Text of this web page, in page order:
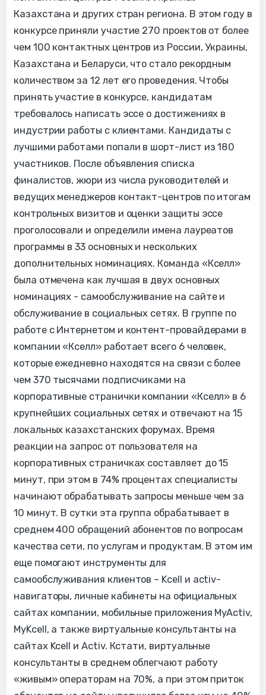
Казахстана и других стран региона. В этом году в
конкурсе приняли участие 270 проектов от более
чем 100 контактных центров из России, Украины,
Казахстана и Беларуси, что стало рекордным
количеством за 12 лет его проведения. Чтобы
принять участие в конкурсе, кандидатам
требовалось написать эссе о достижениях в
индустрии работы c клиентами. Кандидаты с
лучшими работами попали в шорт-лист из 180
участников. После объявления списка
финалистов, жюри из числа руководителей и
ведущих менеджеров контакт-центров по итогам
контрольных визитов и оценки защиты эссе
проголосовали и определили имена лауреатов
программы в 33 основных и нескольких
дополнительных номинациях. Команда «Кселл»
была отмечена как лучшая в двух основных
номинациях - самообслуживание на сайте и
обслуживание в социальных сетях. В группе по
работе с Интернетом и контент-провайдерами в
компании «Кселл» работает всего 6 человек,
которые ежедневно находятся на связи с более
чем 370 тысячами подписчиками на
корпоративные странички компании «Кселл» в 6
крупнейших социальных сетях и отвечают на 15
локальных казахстанских форумах. Время
реакции на запрос от пользователя на
корпоративных страничках составляет до 15
минут, при этом в 74% процентах специалисты
начинают обрабатывать запросы меньше чем за
10 минут. В сутки эта группа обрабатывает в
среднем 400 обращений абонентов по вопросам
качества сети, по услугам и продуктам. В этом им
еще помогают инструменты для
самообслуживания клиентов – Kcell и activ-
навигаторы, личные кабинеты на официальных
сайтах компании, мобильные приложения MyActiv,
MyKcell, а также виртуальные консультанты на
сайтах Kcell и Activ. Кстати, виртуальные
консультанты в среднем облегчают работу
«живым» операторам на 70%, а при этом приток